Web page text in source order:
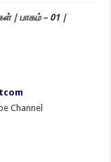
| பாகம் – 01 |
Channel